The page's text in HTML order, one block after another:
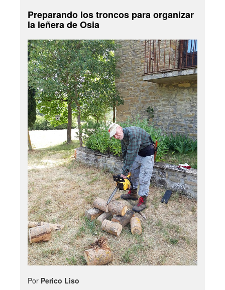
Preparando los troncos para organizar
la leñera de Osia
Por Perico Liso